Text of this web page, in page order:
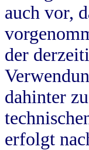
auch vor,
der
dahinter
erfolgt